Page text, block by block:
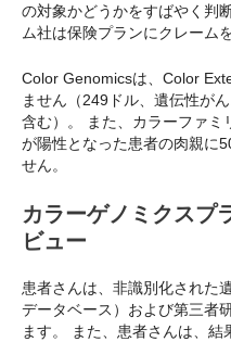
の対象かどうかをすばやく判
ム社は保険プランにクレーム
Color Genomicsは、Color
ません（249ドル、遺伝性が
含む）。 また、カラーファミ
が陽性となった患者の肉親に
せん。
カラーゲノミクスプ
ビュー
患者さんは、非識別化された
データベース）および第三者
ます。 また、患者さんは、